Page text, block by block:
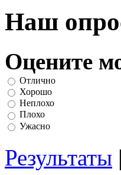
Наш
Оцените
Отлично
Хорошо
Неплохо
Плохо
Ужасно
Результаты |